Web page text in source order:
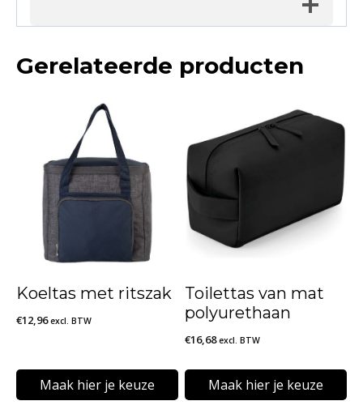
Gerelateerde producten
Koeltas met ritszak
€12,96 excl. BTW
Maak hier je keuze
Toilettas van mat
polyurethaan
€16,68 excl. BTW
Maak hier je keuze